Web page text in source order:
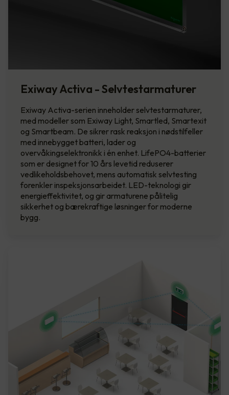
Exiway Activa - Selvtestarmaturer
Exiway Activa-serien inneholder selvtestarmaturer,
med modeller som Exiway Light, Smartled, Smartexit
og Smartbeam. De sikrer rask reaksjon i nødstilfeller
med innebygget batteri, lader og
overvåkingselektronikk i én enhet. LifePO4-batterier
som er designet for 10 års levetid reduserer
vedlikeholdsbehovet, mens automatisk selvtesting
forenkler inspeksjonsarbeidet. LED-teknologi gir
energieffektivitet, og gir armaturene pålitelig
sikkerhet og bærekraftige løsninger for moderne
bygg.